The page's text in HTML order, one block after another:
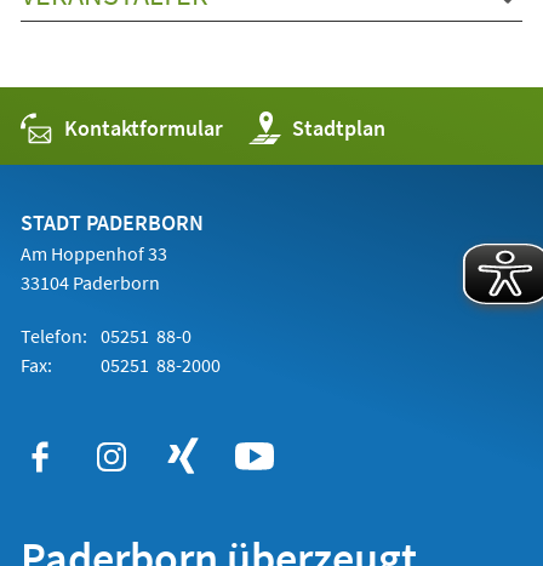
Kontaktformular Stadtplan
(Öffnet
in
einem
STADT PADERBORN
Am Hoppenhof 33
33104 Paderborn
Telefon: 05251 88-0
Fax:
05251 88-2000